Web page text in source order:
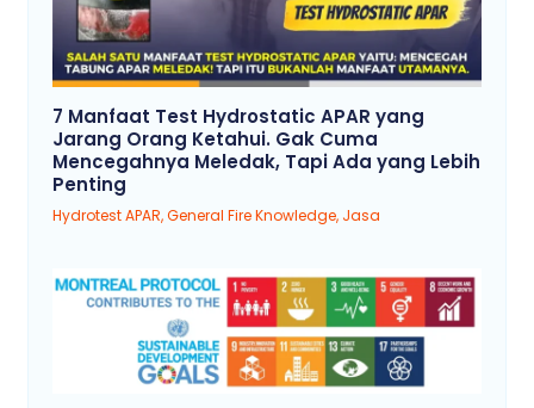
7 Manfaat Test Hydrostatic APAR yang
Jarang Orang Ketahui. Gak Cuma
Mencegahnya Meledak, Tapi Ada yang Lebih
Penting
Hydrotest APAR,General Fire Knowledge, Jasa